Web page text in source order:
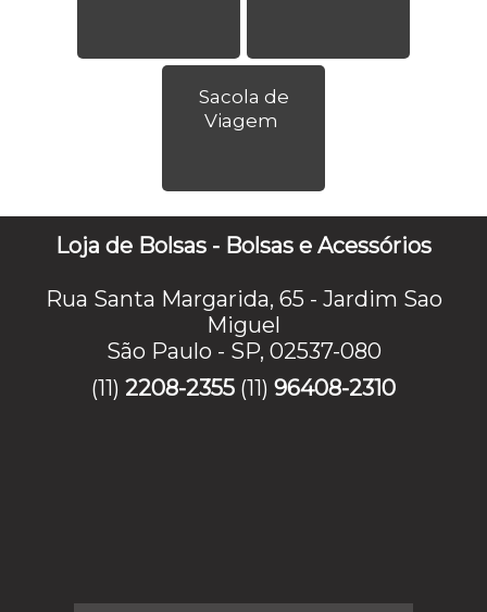
Sacola de
Viagem
Loja de Bolsas - Bolsas e Acessórios
Rua Santa Margarida, 65 - Jardim Sao
Miguel
São Paulo - SP, 02537-080
(11) 2208-2355 (11) 96408-2310